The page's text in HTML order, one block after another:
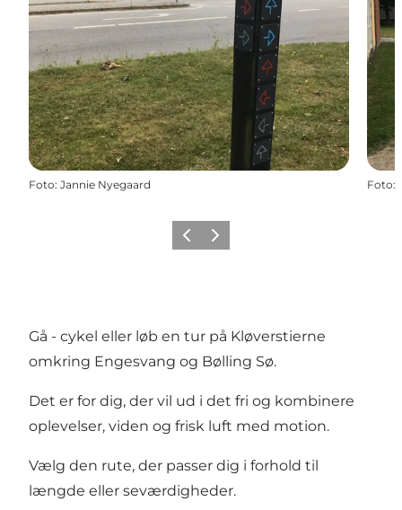
Foto: Jannie Nyegaard Foto:
ForrigeNæste
Gå - cykel eller løb en tur på Kløverstierne
omkring Engesvang og Bølling Sø.
Det er for dig, der vil ud i det fri og kombinere
oplevelser, viden og frisk luft med motion.
Vælg den rute, der passer dig i forhold til
længde eller seværdigheder.